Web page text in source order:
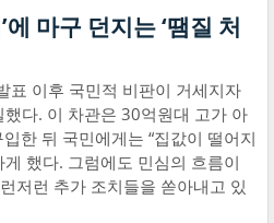
에 마구 던지는 ‘땜질 처
표 이후 국민적 비판이 거세지자
다. 이 차관은 30억원대 고가 아
한 뒤 국민에게는 “집값이 떨어지
했다. 그럼에도 민심의 흐름이
저런 추가 조치들을 쏟아내고 있